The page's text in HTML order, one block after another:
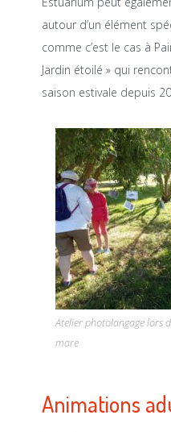
autour d’un élément
comme c’est le cas à
Jardin étoilé » qui
saison estivale depuis
Atelier photolangage lors
mare
Animations